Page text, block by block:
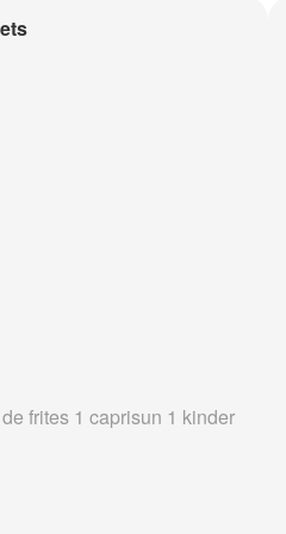
frites 1 caprisun 1 kinder